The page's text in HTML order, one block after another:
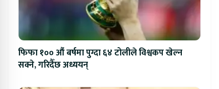
फिफा १०० औं बर्षमा पुग्दा ६४ टोलीले विश्वकप खेल्न
सक्ने, गरिदैँछ अध्ययन्